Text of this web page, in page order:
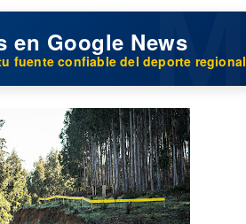
en Google News
fuente confiable del deporte regional